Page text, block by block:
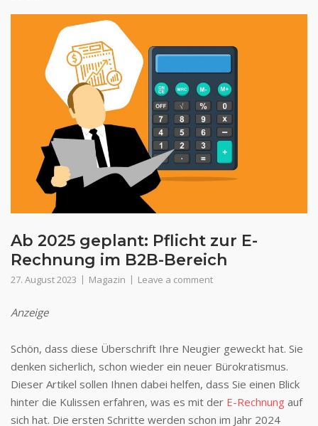
Ab 2025 geplant: Pflicht zur E-
Rechnung im B2B-Bereich
27. August 2023 Magazin Leave a comment
Anzeige
Schön, dass diese Überschrift Ihre Neugier geweckt hat. Sie
denken sicherlich, schon wieder ein neuer Bürokratismus.
Dieser Artikel sollen Ihnen dabei helfen, dass Sie einen Blick
hinter die Kulissen erfahren, was es mit der E-Rechnung auf
sich hat. Die ersten Schritte werden schon im Jahr 2024